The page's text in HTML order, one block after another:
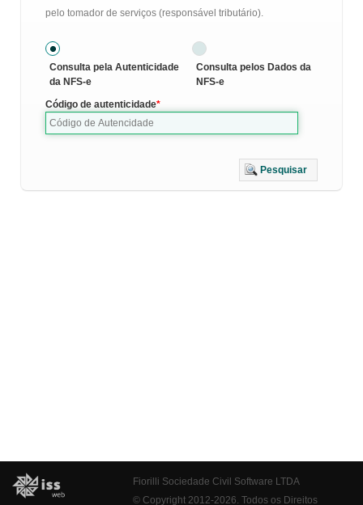
pelo tomador de serviços (responsável tributário).
Consulta pela Autenticidade
da NFS-e
Consulta pelos Dados da
NFS-e
Código de autenticidade
Pesquisar
Fiorilli Sociedade Civil Software LTDA
© Copyright 2012-2026. Todos os Direitos